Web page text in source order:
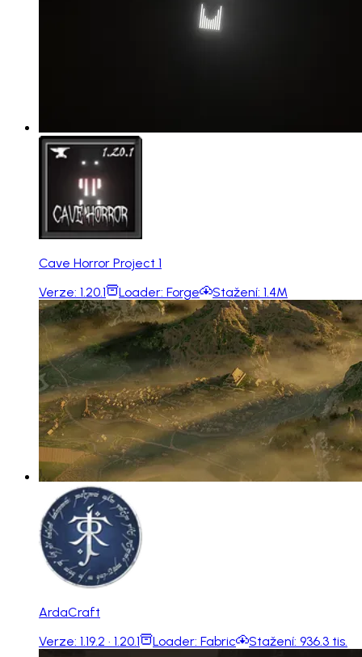
Cave Horror Project 1
Verze: 1.20.1 Loader: Forge Stažení: 1.4M
ArdaCraft
Verze: 1.19.2 · 1.20.1 Loader: Fabric Stažení: 936.3 tis.